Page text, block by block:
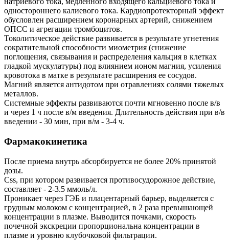
одностороннего калиевого тока. Кардиопротекторный эффект
обусловлен расширением коронарных артерий, снижением
ОПСС и агрегации тромбоцитов.
Токолитическое действие развивается в результате угнетения
сократительной способности миометрия (снижение
поглощения, связывания и распределения кальция в клетках
гладкой мускулатуры) под влиянием ионом магния, усиления
кровотока в матке в результате расширения ее сосудов.
Магний является антидотом при отравлениях солями тяжелых
металлов.
Системные эффекты развиваются почти мгновенно после в/в
и через 1 ч после в/м введения. Длительность действия при в/в
введении - 30 мин, при в/м - 3-4 ч.
Фармакокинетика
После приема внутрь абсорбируется не более 20% принятой
дозы.
Css, при котором развивается противосудорожное действие,
составляет - 2-3.5 ммоль/л.
Проникает через ГЭБ и плацентарный барьер, выделяется с
грудным молоком с концентрацией, в 2 раза превышающей
концентрации в плазме. Выводится почками, скорость
почечной экскреции пропорциональна концентрации в
плазме и уровню клубочковой фильтрации.